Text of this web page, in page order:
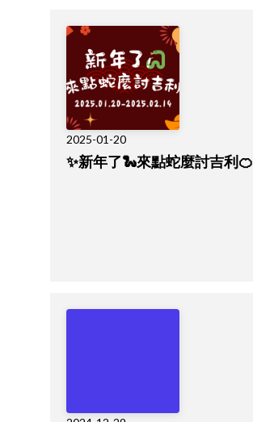
2025-01-20
✨新年了🐍來點蛇麼討吉利🍊